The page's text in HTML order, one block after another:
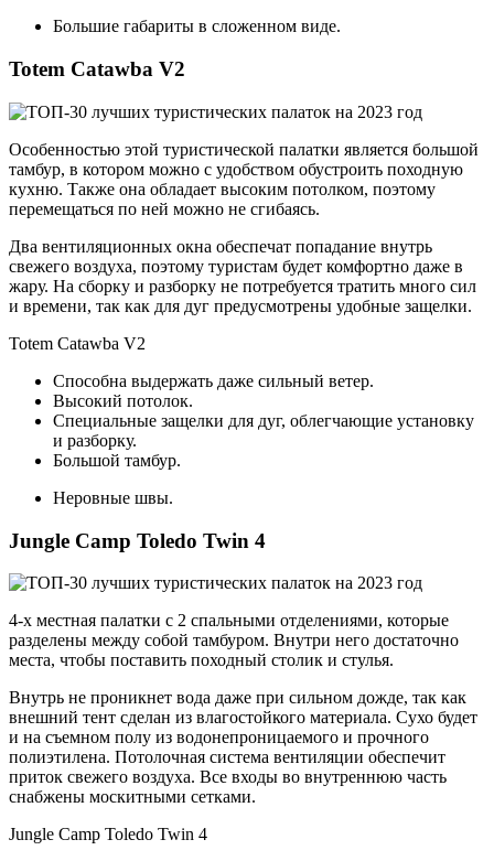
Большие габариты в сложенном виде.
Totem Catawba V2
Особенностью этой туристической палатки является большой
тамбур, в котором можно с удобством обустроить походную
кухню. Также она обладает высоким потолком, поэтому
перемещаться по ней можно не сгибаясь.
Два вентиляционных окна обеспечат попадание внутрь
свежего воздуха, поэтому туристам будет комфортно даже в
жару. На сборку и разборку не потребуется тратить много сил
и времени, так как для дуг предусмотрены удобные защелки.
Totem Catawba V2
Способна выдержать даже сильный ветер.
Высокий потолок.
Специальные защелки для дуг, облегчающие установку
и разборку.
Большой тамбур.
Неровные швы.
Jungle Camp Toledo Twin 4
4-х местная палатки с 2 спальными отделениями, которые
разделены между собой тамбуром. Внутри него достаточно
места, чтобы поставить походный столик и стулья.
Внутрь не проникнет вода даже при сильном дожде, так как
внешний тент сделан из влагостойкого материала. Сухо будет
и на съемном полу из водонепроницаемого и прочного
полиэтилена. Потолочная система вентиляции обеспечит
приток свежего воздуха. Все входы во внутреннюю часть
снабжены москитными сетками.
Jungle Camp Toledo Twin 4